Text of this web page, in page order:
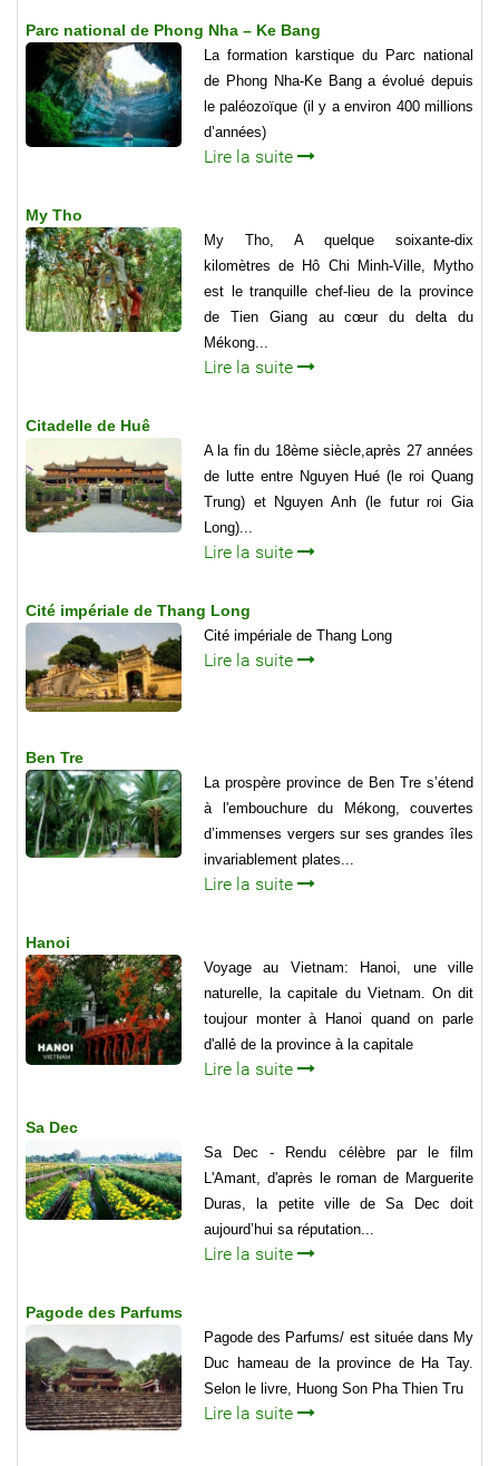
Parc national de Phong Nha – Ke Bang
La formation karstique du Parc national
de Phong Nha-Ke Bang a évolué depuis
le paléozoïque (il y a environ 400 millions
d’années)
Lire la suite
My Tho
My Tho, A quelque soixante-dix
kilomètres de Hô Chi Minh-Ville, Mytho
est le tranquille chef-lieu de la province
de Tien Giang au cœur du delta du
Mékong...
Lire la suite
Citadelle de Huê
A la fin du 18ème siècle,après 27 années
de lutte entre Nguyen Hué (le roi Quang
Trung) et Nguyen Anh (le futur roi Gia
Long)...
Lire la suite
Cité impériale de Thang Long
Cité impériale de Thang Long
Lire la suite
Ben Tre
La prospère province de Ben Tre s’étend
à l'embouchure du Mékong, couvertes
d’immenses vergers sur ses grandes îles
invariablement plates...
Lire la suite
Hanoi
Voyage au Vietnam: Hanoi, une ville
naturelle, la capitale du Vietnam. On dit
toujour monter à Hanoi quand on parle
d'allẻ de la province à la capitale
Lire la suite
Sa Dec
Sa Dec - Rendu célèbre par le film
L'Amant, d'après le roman de Marguerite
Duras, la petite ville de Sa Dec doit
aujourd’hui sa réputation...
Lire la suite
Pagode des Parfums
Pagode des Parfums/ est située dans My
Duc hameau de la province de Ha Tay.
Selon le livre, Huong Son Pha Thien Tru
Lire la suite